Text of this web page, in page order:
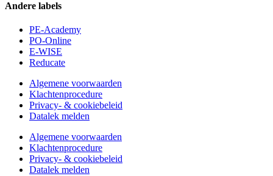
Andere labels
PE-Academy
PO-Online
E-WISE
Reducate
Algemene voorwaarden
Klachtenprocedure
Privacy- & cookiebeleid
Datalek melden
Algemene voorwaarden
Klachtenprocedure
Privacy- & cookiebeleid
Datalek melden